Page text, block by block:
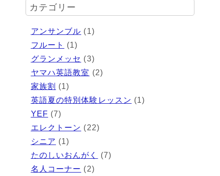
カテゴリー
アンサンブル (1)
フルート
(1)
グランメッセ (3)
ヤマハ英語教室 (2)
家族割 (1)
英語夏の特別体験レッスン (1)
YEF (7)
エレクトーン (22)
シニア (1)
たのしいおんがく
(7)
名人コーナー (2)